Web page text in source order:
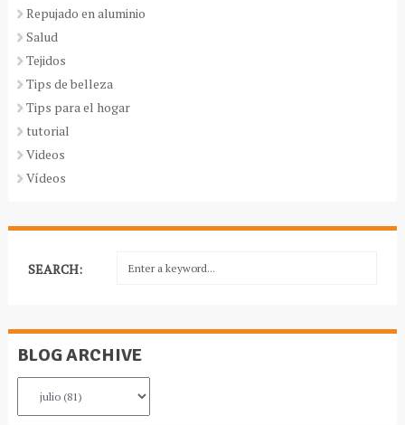
Repujado en aluminio
Salud
Tejidos
Tips de belleza
Tips para el hogar
tutorial
Videos
Vídeos
SEARCH:
BLOG ARCHIVE